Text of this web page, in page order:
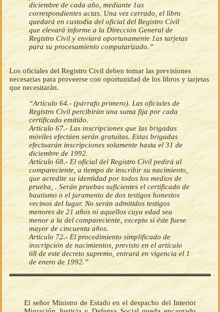
diciembre de cada año, mediante 1as
correspondientes actas. Una vez cerrado, el libro
quedará en custodia del oficial del Registro Civil
que elevará informe a la Dirección General de
Registro Civil y enviará oportunamente 1as tarjetas
para su procesamiento computarizado.”
Los oficiales del Registro Civil deben tomar las previsiones
necesarias para proveerse con oportunidad de los libros y tarjetas
que necesitarán.
“Artículo 64.- (párrafo primero). Las oficiales de
Registro Civil percibirán una suma fija por cada
certificado emitido.
Artículo 67.- Las inscripciones que las brigadas
móviles efectúen serán gratuitas. Estas brigadas
efectuarán inscripciones solamente hasta el 31 de
diciembre de 1992.
Artículo 68.- El oficial del Registro Civil pedirá al
compareciente, a tiempo de inscribir su nacimiento,
que acredite su identidad por todos los medios de
prueba, . Serán pruebas suficientes el certificado de
bautismo o el juramento de dos testigos honestos
vecinos del lugar. No serán admitidos testigos
menores de 21 años ni aquellos cuya edad sea
menor a la del compareciente, excepto si éste fuese
mayor de cincuenta años.
Artículo 72.- El procedimiento simplificado de
inscripción de nacimientos, previsto en el artículo
68 de este decreto supremo, entrará en vigencia el 1
de enero de 1992.”
El señor Ministro de Estado en el despacho del Interior